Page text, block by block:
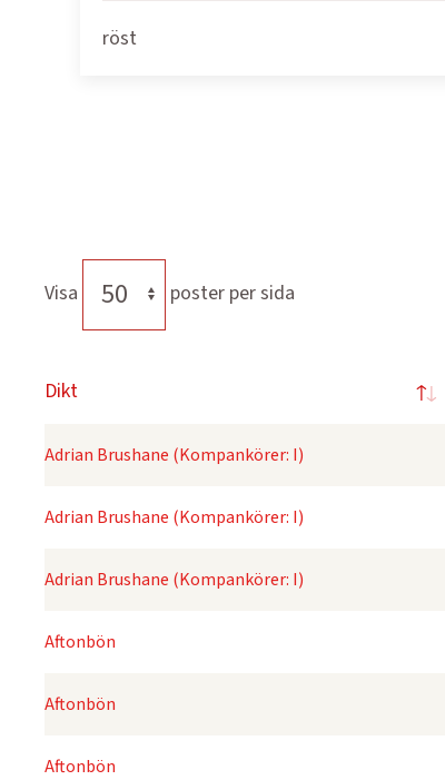
röst
Visa poster per sida
Dikt
Adrian Brushane (Kompankörer: I)
Adrian Brushane (Kompankörer: I)
Adrian Brushane (Kompankörer: I)
Aftonbön
Aftonbön
Aftonbön